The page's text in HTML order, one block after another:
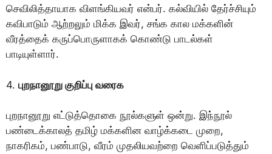
செவிலித்தாயாக விளங்கியவர் என்பர். கல்வியில் தேர்ச்சியும்
கவிபாடும் ஆற்றலும் மிக்க இவர், சங்க கால மக்களின்
வீரத்தைக் கருப்பொருளாகக் காெண்டு பாடல்கள்
பாடியுள்ளார்.
4. புறநானூறு குறிப்பு வரைக
புறநானூறு எட்டுத்தாெகை நூல்களுள் ஒன்று. இந்நூல்
பண்டைக்காலத் தமிழ் மக்களின வாழ்க்கடை முறை,
நாகரிகம், பண்பாடு, வீரம் முதலியவற்றை வெளிப்படுத்தும்